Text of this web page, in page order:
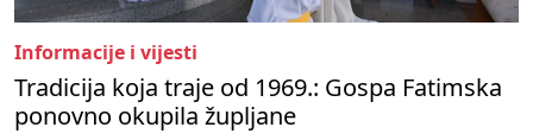
Informacije i vijesti
Tradicija koja traje od 1969.: Gospa Fatimska
ponovno okupila župljane